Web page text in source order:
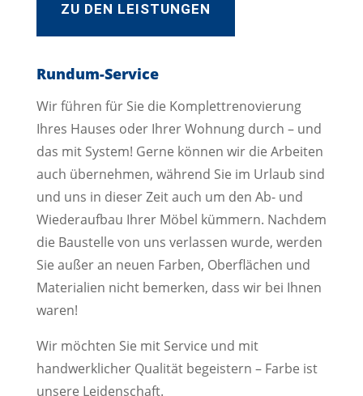
ZU DEN LEISTUNGEN
Rundum-Service
Wir führen für Sie die Komplettrenovierung
Ihres Hauses oder Ihrer Wohnung durch – und
das mit System! Gerne können wir die Arbeiten
auch übernehmen, während Sie im Urlaub sind
und uns in dieser Zeit auch um den Ab- und
Wiederaufbau Ihrer Möbel kümmern. Nachdem
die Baustelle von uns verlassen wurde, werden
Sie außer an neuen Farben, Oberflächen und
Materialien nicht bemerken, dass wir bei Ihnen
waren!
Wir möchten Sie mit Service und mit
handwerklicher Qualität begeistern – Farbe ist
unsere Leidenschaft.